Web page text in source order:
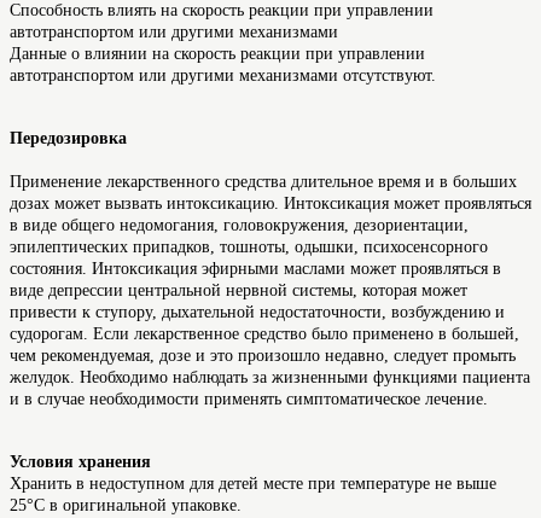
Способность влиять на скорость реакции при управлении
автотранспортом или другими механизмами
Данные о влиянии на скорость реакции при управлении
автотранспортом или другими механизмами отсутствуют.
Передозировка
Применение лекарственного средства длительное время и в больших
дозах может вызвать интоксикацию. Интоксикация может проявляться
в виде общего недомогания, головокружения, дезориентации,
эпилептических припадков, тошноты, одышки, психосенсорного
состояния. Интоксикация эфирными маслами может проявляться в
виде депрессии центральной нервной системы, которая может
привести к ступору, дыхательной недостаточности, возбуждению и
судорогам. Если лекарственное средство было применено в большей,
чем рекомендуемая, дозе и это произошло недавно, следует промыть
желудок. Необходимо наблюдать за жизненными функциями пациента
и в случае необходимости применять симптоматическое лечение.
Условия хранения
Хранить в недоступном для детей месте при температуре не выше
25°С в оригинальной упаковке.